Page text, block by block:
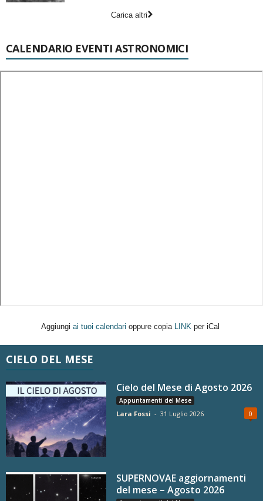
Carica altri
CALENDARIO EVENTI ASTRONOMICI
Aggiungi ai tuoi calendari oppure copia LINK per iCal
CIELO DEL MESE
Cielo del Mese di Agosto 2026
Appuntamenti del Mese
Lara Fossi - 31 Luglio 2026 0
SUPERNOVAE aggiornamenti
del mese – Agosto 2026